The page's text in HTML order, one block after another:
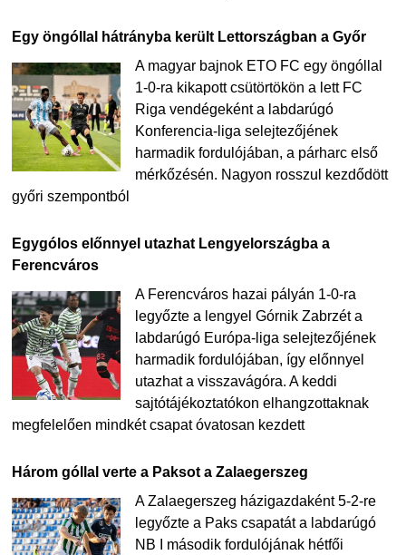
Egy öngóllal hátrányba került Lettországban a Győr
A magyar bajnok ETO FC egy öngóllal
1-0-ra kikapott csütörtökön a lett FC
Riga vendégeként a labdarúgó
Konferencia-liga selejtezőjének
harmadik fordulójában, a párharc első
mérkőzésén. Nagyon rosszul kezdődött
győri szempontból
Egygólos előnnyel utazhat Lengyelországba a
Ferencváros
A Ferencváros hazai pályán 1-0-ra
legyőzte a lengyel Górnik Zabrzét a
labdarúgó Európa-liga selejtezőjének
harmadik fordulójában, így előnnyel
utazhat a visszavágóra. A keddi
sajtótájékoztatókon elhangzottaknak
megfelelően mindkét csapat óvatosan kezdett
Három góllal verte a Paksot a Zalaegerszeg
A Zalaegerszeg házigazdaként 5-2-re
legyőzte a Paks csapatát a labdarúgó
NB I második fordulójának hétfői